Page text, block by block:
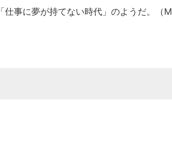
事に夢が持てない時代」のようだ。（M